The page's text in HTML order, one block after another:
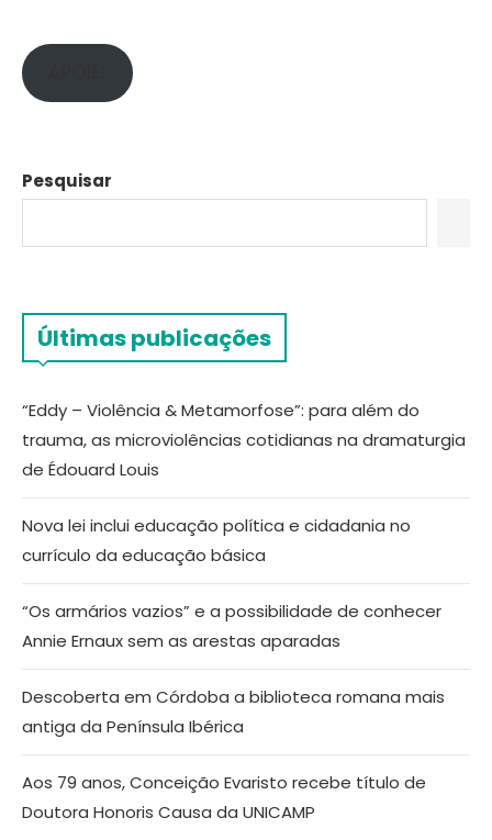
Pesquisar
Últimas publicações
“Eddy – Violência & Metamorfose”: para além do
trauma, as microviolências cotidianas na dramaturgia
de Édouard Louis
Nova lei inclui educação política e cidadania no
currículo da educação básica
“Os armários vazios” e a possibilidade de conhecer
Annie Ernaux sem as arestas aparadas
Descoberta em Córdoba a biblioteca romana mais
antiga da Península Ibérica
Aos 79 anos, Conceição Evaristo recebe título de
Doutora Honoris Causa da UNICAMP